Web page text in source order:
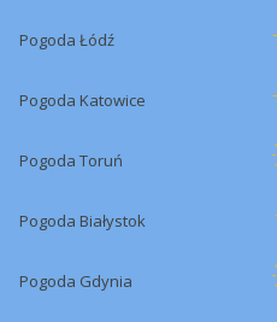
Pogoda Łódź
Pogoda Katowice
Pogoda Toruń
Pogoda Białystok
Pogoda Gdynia